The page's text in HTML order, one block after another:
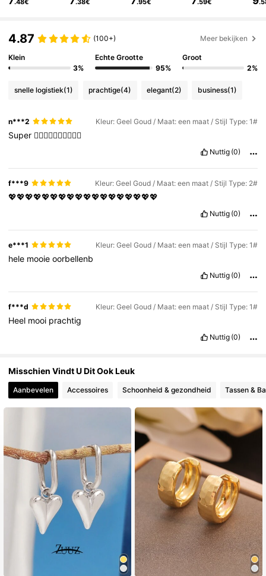
4.89 11K Volgers
11K Volgers
4.89 11K Volgers
4.89 11K Volgers
.48€ .38€ .95€ .59€
4.87 (100+) Meer bekijken
Klein
3%
Echte Grootte
95%
Groot
2%
snelle logistiek(1) prachtige(4) elegant(2) business(1)
n***2 Kleur: Geel Goud / Maat: een maat / Stijl Type: 1#
Super ❤️‍🔥❤️‍🔥❤️‍🔥❤️‍🔥❤️‍🔥
Nuttig (0)
f***9 Kleur: Geel Goud / Maat: een maat / Stijl Type: 2#
💖💖💖💖💖💖💖💖💖💖💖💖💖💖💖💖💖💖
Nuttig (0)
e***1 Kleur: Geel Goud / Maat: een maat / Stijl Type: 1#
hele mooieoorbellenb
Nuttig (0)
f***d Kleur: Geel Goud / Maat: een maat / Stijl Type: 1#
Heel mooi prachtig
Nuttig (0)
Misschien Vindt U Dit Ook Leuk
Aanbevelen Accessoires Schoonheid & gezondheid Tassen &